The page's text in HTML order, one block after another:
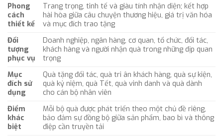
Phong
cách
thiết kế
Trang trọng, tinh tế và giàu tính nhận diện; kết hợp
hài hòa giữa câu chuyện thương hiệu, giá trị văn hóa
và mục đích trao tặng
Đối
tượng
phục vụ
Doanh nghiệp, ngân hàng, cơ quan, tổ chức, đối tác,
khách hàng và người nhận quà trong những dịp quan
trọng
Mục
đích sử
dụng
Quà tặng đối tác, quà tri ân khách hàng, quà sự kiện,
quà kỷ niệm, quà Tết, quà vinh danh và quà dành
cho cán bộ nhân viên
Điểm
khác
biệt
Mỗi bộ quà được phát triển theo một chủ đề riêng,
bảo đảm sự đồng bộ giữa sản phẩm, bao bì và thông
điệp cần truyền tải